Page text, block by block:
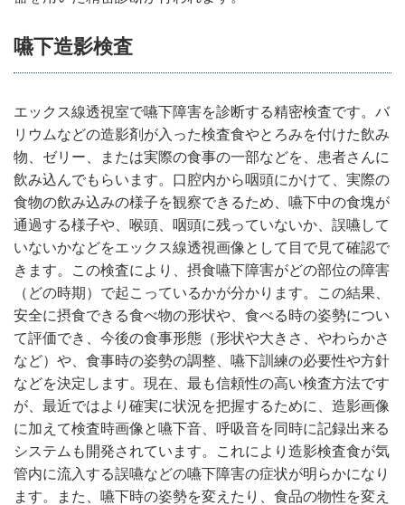
嚥下造影検査
エックス線透視室で嚥下障害を診断する精密検査です。バ
リウムなどの造影剤が入った検査食やとろみを付けた飲み
物、ゼリー、または実際の食事の一部などを、患者さんに
飲み込んでもらいます。口腔内から咽頭にかけて、実際の
食物の飲み込みの様子を観察できるため、嚥下中の食塊が
通過する様子や、喉頭、咽頭に残っていないか、誤嚥して
いないかなどをエックス線透視画像として目で見て確認で
きます。この検査により、摂食嚥下障害がどの部位の障害
（どの時期）で起こっているかが分かります。この結果、
安全に摂食できる食べ物の形状や、食べる時の姿勢につい
て評価でき、今後の食事形態（形状や大きさ、やわらかさ
など）や、食事時の姿勢の調整、嚥下訓練の必要性や方針
などを決定します。現在、最も信頼性の高い検査方法です
が、最近ではより確実に状況を把握するために、造影画像
に加えて検査時画像と嚥下音、呼吸音を同時に記録出来る
システムも開発されています。これにより造影検査食が気
管内に流入する誤嚥などの嚥下障害の症状が明らかになり
ます。また、嚥下時の姿勢を変えたり、食品の物性を変え